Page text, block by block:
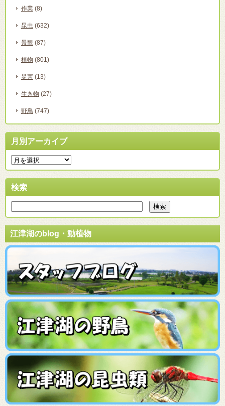
作業 (8)
昆虫 (632)
景観 (87)
植物 (801)
災害 (13)
生き物 (27)
野鳥 (747)
月別アーカイブ
検索
江津湖のblog・動植物